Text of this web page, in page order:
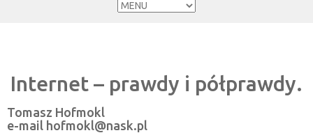
Internet – prawdy i półprawdy.
Tomasz Hofmokl
e-mail hofmokl@nask.pl